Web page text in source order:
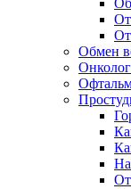
Обмен
От